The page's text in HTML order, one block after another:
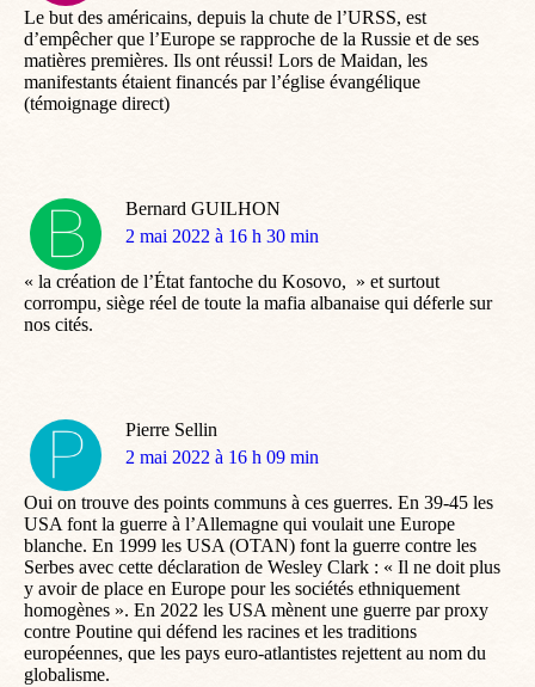
Le but des américains, depuis la chute de l’URSS, est
d’empêcher que l’Europe se rapproche de la Russie et de ses
matières premières. Ils ont réussi! Lors de Maidan, les
manifestants étaient financés par l’église évangélique
(témoignage direct)
Bernard GUILHON
dit
2 mai 2022 à 16 h 30 min
« la création de l’État fantoche du Kosovo, » et surtout
corrompu, siège réel de toute la mafia albanaise qui déferle sur
nos cités.
Pierre Sellin
dit
2 mai 2022 à 16 h 09 min
Oui on trouve des points communs à ces guerres. En 39-45 les
USA font la guerre à l’Allemagne qui voulait une Europe
blanche. En 1999 les USA (OTAN) font la guerre contre les
Serbes avec cette déclaration de Wesley Clark : « Il ne doit plus
y avoir de place en Europe pour les sociétés ethniquement
homogènes ». En 2022 les USA mènent une guerre par proxy
contre Poutine qui défend les racines et les traditions
européennes, que les pays euro-atlantistes rejettent au nom du
globalisme.